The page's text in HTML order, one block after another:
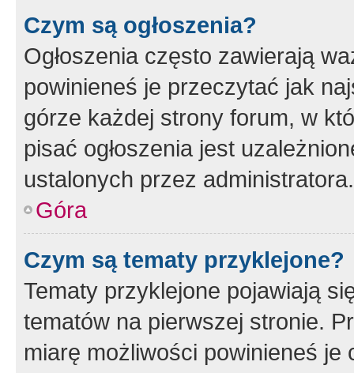
Czym są ogłoszenia?
Ogłoszenia często zawierają
powinieneś je przeczytać jak
górze każdej strony forum, w
pisać ogłoszenia jest
ustalonych przez administratora.
Góra
Czym są tematy przyklejone?
Tematy przyklejone pojawiają
tematów na pierwszej stronie.
miarę możliwości powinieneś je